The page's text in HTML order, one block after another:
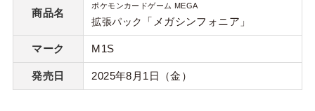
商品名
ポケモンカードゲーム MEGA
拡張パック 「メガシンフォニア」
マーク M1S
発売日 2025年8月1日（金）